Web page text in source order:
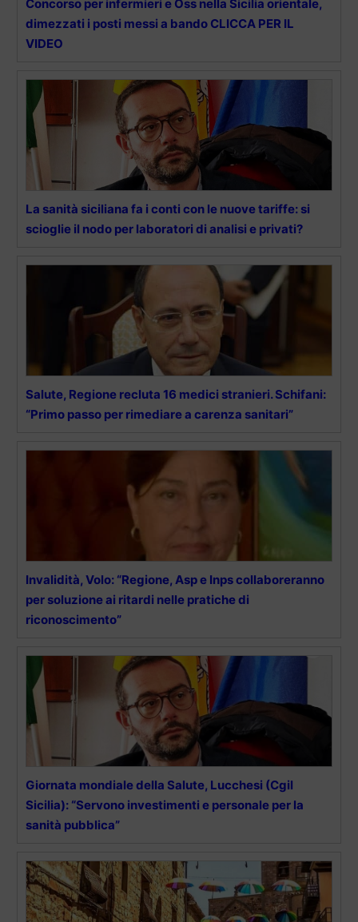
Concorso per infermieri e Oss nella Sicilia orientale,
dimezzati i posti messi a bando CLICCA PER IL
VIDEO
La sanità siciliana fa i conti con le nuove tariffe: si
scioglie il nodo per laboratori di analisi e privati?
Salute, Regione recluta 16 medici stranieri. Schifani:
“Primo passo per rimediare a carenza sanitari”
Invalidità, Volo: “Regione, Asp e Inps collaboreranno
per soluzione ai ritardi nelle pratiche di
riconoscimento”
Giornata mondiale della Salute, Lucchesi (Cgil
Sicilia): “Servono investimenti e personale per la
sanità pubblica”